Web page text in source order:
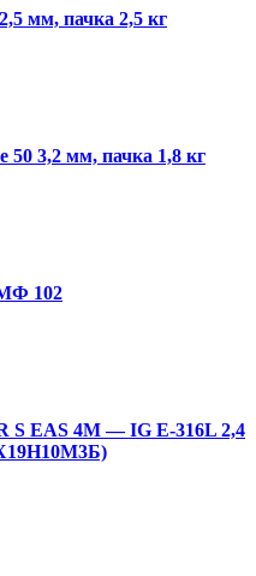
мм, пачка 2,5 кг
3,2 мм, пачка 1,8 кг
102
S EAS 4M — IG E-316L 2,4